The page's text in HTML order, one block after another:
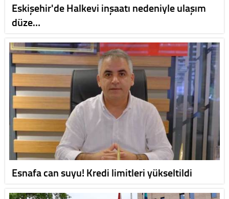
Eskişehir'de Halkevi inşaatı nedeniyle ulaşım
düze…
Esnafa can suyu! Kredi limitleri yükseltildi